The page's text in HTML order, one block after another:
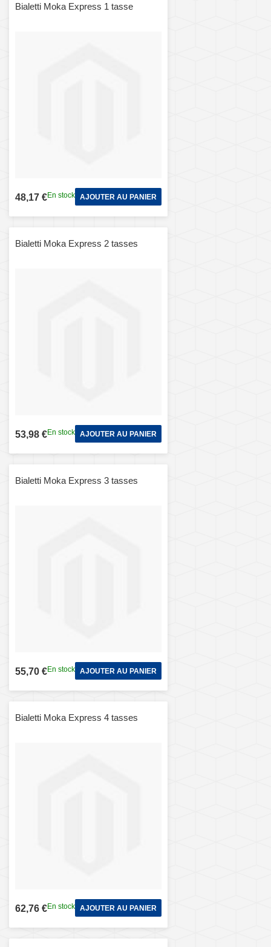
Bialetti Moka Express 1 tasse
48,17 €En stock AJOUTER AU PANIER
Bialetti Moka Express 2 tasses
53,98 €En stock AJOUTER AU PANIER
Bialetti Moka Express 3 tasses
55,70 €En stock AJOUTER AU PANIER
Bialetti Moka Express 4 tasses
62,76 €En stock AJOUTER AU PANIER